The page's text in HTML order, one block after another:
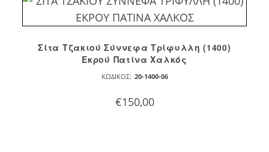
Σίτα Τζακιού Σύννεφα Τρίφυλλη (1400)
Εκρού Πατίνα Χαλκός
ΚΩΔΙΚΌΣ: 20-1400-06
€150,00